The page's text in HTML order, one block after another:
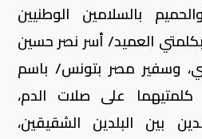
بالسلامين الوطنيين
العميد/ أسر نصر حسين
وسفير مصر بتونس/ باسم
على صلات الدم،
بين البلدين الشقيقين،